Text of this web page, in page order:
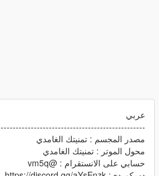
عربي
------------------------------------------------
مصدر المجسم : تمنيتك الغامدي
محول الموتر : تمنيتك الغامدي
حسابي على الانستقرام : @vm5q